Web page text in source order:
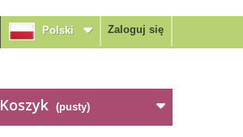
Zaloguj się
Polski
Koszyk (pusty)